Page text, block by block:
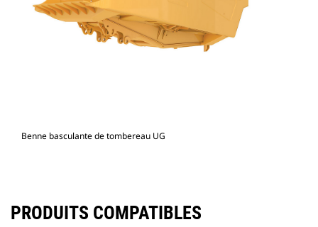
Benne basculante de tombereau UG
PRODUITS COMPATIBLES